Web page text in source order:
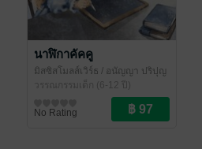
นาฬิกาคัคคู
มิสซิสโมลส์เวิร์ธ / อนัญญา ปริปุญ
โนชัย
/ สำนักพิมพ์กระต่ายน้อย
วรรณกรรมเด็ก (6-12 ปี)
No Rating